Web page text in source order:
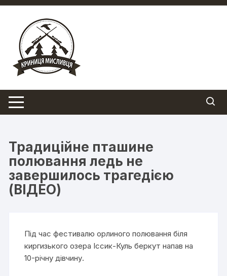
Перейти
вмісту
Традиційне пташине
полювання ледь не
завершилось трагедією
(ВІДЕО)
Під час фестивалю орлиного полювання біля
киргизького озера Іссик-Куль беркут напав на
10-річну дівчину.